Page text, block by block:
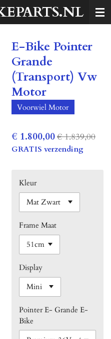
E-Bike Pointer
Grande
(Transport) Vw
Motor
Voorwiel Motor
€ 1.800,00€ 1.839,00
GRATIS verzending
Kleur
Frame Maat
Display
Pointer E- Grande E-
Bike